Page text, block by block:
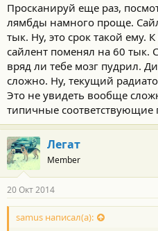
Просканируй еще раз,
лямбды намного проще.
тык. Ну, это срок такой ему.
сайлент поменял на 60 тык.
вряд ли тебе мозг пудрил.
сложно. Ну, текущий
Это не увидеть вообще
типичные соответствующие
Легат
Member
20 Окт 2014
samus написал(а):